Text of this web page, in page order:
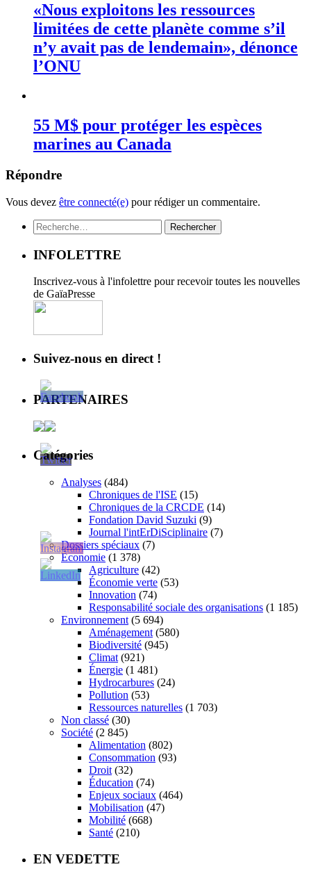
«Nous exploitons les ressources
limitées de cette planète comme s’il
n’y avait pas de lendemain», dénonce
l’ONU
55 M$ pour protéger les espèces
marines au Canada
Répondre
Vous devez être connecté(e) pour rédiger un commentaire.
Rechercher :
INFOLETTRE
Inscrivez-vous à l'infolettre pour recevoir toutes les nouvelles
de GaïaPresse
Suivez-nous en direct !
PARTENAIRES
Catégories
Analyses (484)
Chroniques de l'ISE (15)
Chroniques de la CRCDE (14)
Fondation David Suzuki (9)
Journal l'intErDiSciplinaire (7)
Dossiers spéciaux (7)
Économie (1 378)
Agriculture (42)
Économie verte (53)
Innovation (74)
Responsabilité sociale des organisations (1 185)
Environnement (5 694)
Aménagement (580)
Biodiversité (945)
Climat (921)
Énergie (1 481)
Hydrocarbures (24)
Pollution (53)
Ressources naturelles (1 703)
Non classé (30)
Société (2 845)
Alimentation (802)
Consommation (93)
Droit (32)
Éducation (74)
Enjeux sociaux (464)
Mobilisation (47)
Mobilité (668)
Santé (210)
EN VEDETTE